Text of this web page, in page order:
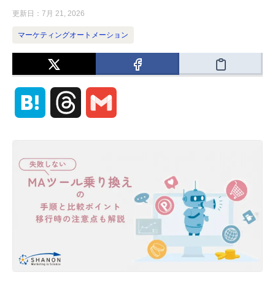
更新日： 7月 21, 2026
マーケティングオートメーション
t
n
a
e
a l